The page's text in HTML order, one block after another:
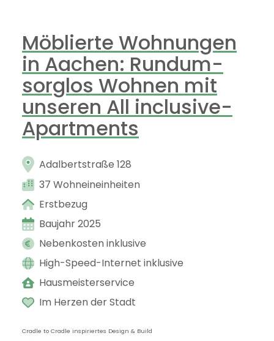
Möblierte Wohnungen
in Aachen: Rundum-
sorglos Wohnen mit
unseren All inclusive-
Apartments
Adalbertstraße 128
37 Wohneineinheiten
Erstbezug
Baujahr 2025
Nebenkosten inklusive
High-Speed-Internet inklusive
Hausmeisterservice
Im Herzen der Stadt
Cradle to Cradle inspiriertes Design & Build